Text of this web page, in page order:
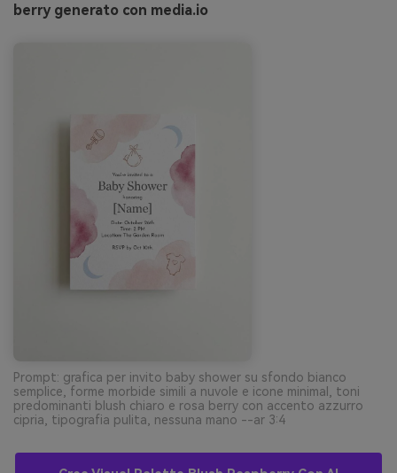
berry generato con media.io
Prompt: grafica per invito baby shower su sfondo bianco
semplice, forme morbide simili a nuvole e icone minimal, toni
predominanti blush chiaro e rosa berry con accento azzurro
cipria, tipografia pulita, nessuna mano --ar 3:4